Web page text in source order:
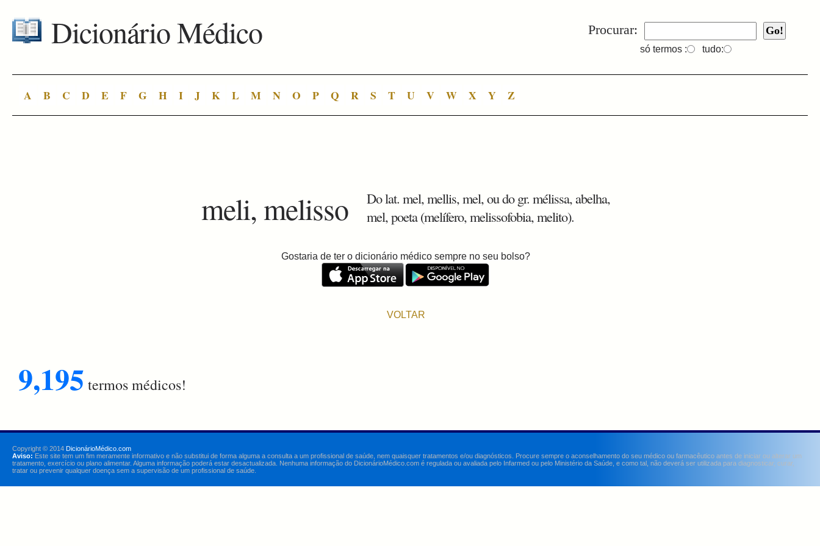
Procurar:
só termos : tudo:
Dicionário Médico
A B C D E F G H I J K L M N O P Q R S T U V W X Y Z
meli, melisso
Do lat. mel, mellis, mel, ou do gr. mélissa, abelha,
mel, poeta (melífero, melissofobia, melito).
Gostaria de ter o dicionário médico sempre no seu bolso?
VOLTAR
9,195 termos médicos!
Copyright © 2014 DicionárioMédico.com
Aviso: Este site tem um fim meramente informativo e não substitui de forma alguma a consulta a um profissional de saúde, nem quaisquer tratamentos e/ou diagnósticos. Procure sempre o aconselhamento do seu médico ou farmacêutico antes de iniciar ou alterar um
tratamento, exercício ou plano alimentar. Alguma informação poderá estar desactualizada. Nenhuma informação do DicionárioMédico.com é regulada ou avaliada pelo Infarmed ou pelo Ministério da Saúde, e como tal, não deverá ser utilizada para diagnosticar, curar,
tratar ou prevenir qualquer doença sem a supervisão de um profissional de saúde.